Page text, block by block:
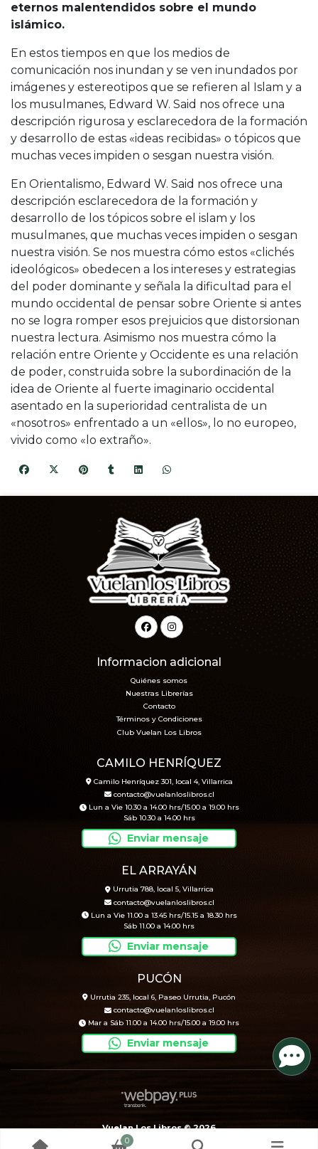
eternos malentendidos sobre el mundo
islámico.
En estos tiempos en que los medios de
comunicación nos inundan y se ven inundados por
imágenes y estereotipos que se refieren al Islam y a
los musulmanes, Edward W. Said nos ofrece una
descripción rigurosa y esclarecedora de la formación
y desarrollo de estas «ideas recibidas» o tópicos que
muchas veces impiden o sesgan nuestra visión.
En Orientalismo, Edward W. Said nos ofrece una
descripción esclarecedora de la formación y
desarrollo de los tópicos sobre el islam y los
musulmanes, que muchas veces impiden o sesgan
nuestra visión. Se nos muestra cómo estos «clichés
ideológicos» obedecen a los intereses y estrategias
del poder dominante y señala la dificultad para el
mundo occidental de pensar sobre Oriente si antes
no se logra romper esos prejuicios que distorsionan
nuestra lectura. Asimismo nos muestra cómo la
relación entre Oriente y Occidente es una relación
de poder, construida sobre la subordinación de la
idea de Oriente al fuerte imaginario occidental
asentado en la superioridad centralista de un
«nosotros» enfrentado a un «ellos», lo no europeo,
vivido como «lo extraño».
Informacion adicional
Quiénes somos
Nuestras Librerías
Contacto
Términos y Condiciones
Club Vuelan Los Libros
CAMILO HENRÍQUEZ
Camilo Henríquez 301, local 4, Villarrica
contacto@vuelanloslibros.cl
Lun a Vie 10.30 a 14.00 hrs/15.00 a 19.00 hrs
Sáb 10.30 a 14.00 hrs
Enviar mensaje
EL ARRAYÁN
Urrutia 788, local 5, Villarrica
contacto@vuelanloslibros.cl
Lun a Vie 11.00 a 13.45 hrs/15.15 a 18.30 hrs
Sáb 11.00 a 14.00 hrs
Enviar mensaje
PUCÓN
Urrutia 235, local 6, Paseo Urrutia, Pucón
contacto@vuelanloslibros.cl
Mar a Sáb 11.00 a 14.00 hrs/15.00 a 19.00 hrs
Enviar mensaje
Vuelan Los Libros © 2026
Creado por
Bsale
0